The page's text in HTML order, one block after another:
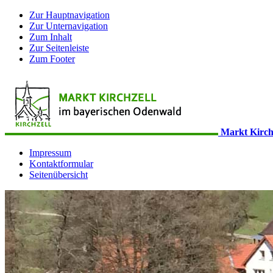
Zur Hauptnavigation
Zur Unternavigation
Zum Inhalt
Zur Seitenleiste
Zum Footer
Markt
Impressum
Kontaktformular
Seitenübersicht